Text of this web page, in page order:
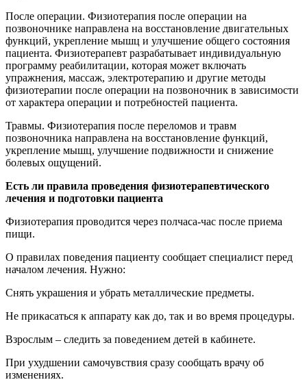
После операции. Физиотерапия после операции на
позвоночнике направлена на восстановление двигательных
функций, укрепление мышц и улучшение общего состояния
пациента. Физиотерапевт разрабатывает индивидуальную
программу реабилитации, которая может включать
упражнения, массаж, электротерапию и другие методы
физиотерапии после операции на позвоночник в зависимости
от характера операции и потребностей пациента.
Травмы. Физиотерапия после переломов и травм
позвоночника направлена на восстановление функций,
укрепление мышц, улучшение подвижности и снижение
болевых ощущений.
Есть ли правила проведения физиотерапевтического
лечения и подготовки пациента
Физиотерапия проводится через полчаса-час после приема
пищи.
О правилах поведения пациенту сообщает специалист перед
началом лечения. Нужно:
Снять украшения и убрать металлические предметы.
Не прикасаться к аппарату как до, так и во время процедуры.
Взрослым – следить за поведением детей в кабинете.
При ухудшении самочувствия сразу сообщать врачу об
изменениях.